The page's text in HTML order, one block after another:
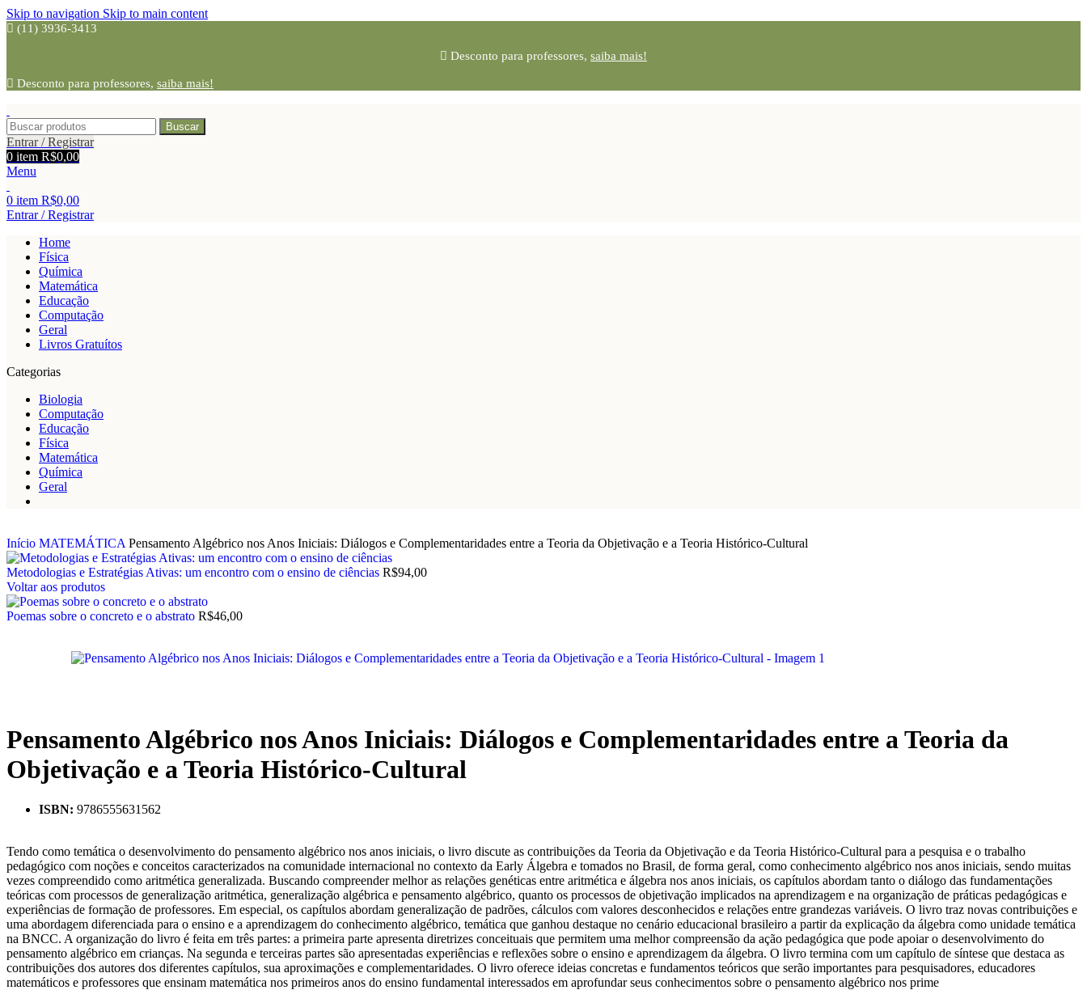
Skip to navigation Skip to main content
(11) 3936-3413
Desconto para professores, saiba mais!
Desconto para professores, saiba mais!
Buscar
Entrar / Registrar
0 item R$0,00
Menu
0 item R$0,00
Entrar / Registrar
Home
Física
Química
Matemática
Educação
Computação
Geral
Livros Gratuítos
Categorias
Biologia
Computação
Educação
Física
Matemática
Química
Geral
Início MATEMÁTICA Pensamento Algébrico nos Anos Iniciais: Diálogos e Complementaridades entre a Teoria da Objetivação e a Teoria Histórico-Cultural
Metodologias e Estratégias Ativas: um encontro com o ensino de ciências R$94,00
Voltar aos produtos
Poemas sobre o concreto e o abstrato R$46,00
Pensamento Algébrico nos Anos Iniciais: Diálogos e Complementaridades entre a Teoria da
Objetivação e a Teoria Histórico-Cultural
ISBN: 9786555631562
Tendo como temática o desenvolvimento do pensamento algébrico nos anos iniciais, o livro discute as contribuições da Teoria da Objetivação e da Teoria Histórico-Cultural para a pesquisa e o trabalho
pedagógico com noções e conceitos caracterizados na comunidade internacional no contexto da Early Álgebra e tomados no Brasil, de forma geral, como conhecimento algébrico nos anos iniciais, sendo muitas
vezes compreendido como aritmética generalizada. Buscando compreender melhor as relações genéticas entre aritmética e álgebra nos anos iniciais, os capítulos abordam tanto o diálogo das fundamentações
teóricas com processos de generalização aritmética, generalização algébrica e pensamento algébrico, quanto os processos de objetivação implicados na aprendizagem e na organização de práticas pedagógicas e
experiências de formação de professores. Em especial, os capítulos abordam generalização de padrões, cálculos com valores desconhecidos e relações entre grandezas variáveis. O livro traz novas contribuições e
uma abordagem diferenciada para o ensino e a aprendizagem do conhecimento algébrico, temática que ganhou destaque no cenário educacional brasileiro a partir da explicação da álgebra como unidade temática
na BNCC. A organização do livro é feita em três partes: a primeira parte apresenta diretrizes conceituais que permitem uma melhor compreensão da ação pedagógica que pode apoiar o desenvolvimento do
pensamento algébrico em crianças. Na segunda e terceiras partes são apresentadas experiências e reflexões sobre o ensino e aprendizagem da álgebra. O livro termina com um capítulo de síntese que destaca as
contribuições dos autores dos diferentes capítulos, sua aproximações e complementaridades. O livro oferece ideias concretas e fundamentos teóricos que serão importantes para pesquisadores, educadores
matemáticos e professores que ensinam matemática nos primeiros anos do ensino fundamental interessados em aprofundar seus conhecimentos sobre o pensamento algébrico nos prime